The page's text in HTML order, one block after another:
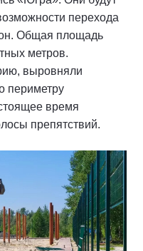
перехода
Общая площадь
метров.
выровняли
периметру
время
препятствий.